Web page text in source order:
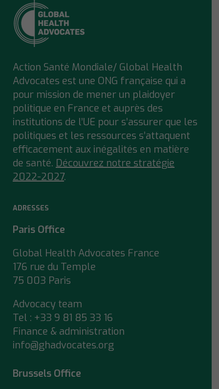
Action Santé Mondiale/ Global Health
Advocates est une ONG française qui a
pour mission de mener un plaidoyer
politique en France et auprès des
institutions de l’UE pour s’assurer que les
politiques et les ressources s’attaquent
efficacement aux inégalités en matière
de santé. Découvrez notre stratégie
2022-2027.
ADRESSES
Paris Office
Global Health Advocates France
176 rue du Temple
75 003 Paris
Advocacy team
Tel : +33 9 81 85 33 16
Finance & administration
info@ghadvocates.org
Brussels Office